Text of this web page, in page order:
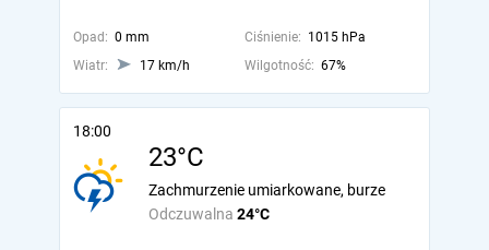
Opad: 0 mm Ciśnienie: 1015 hPa
Wiatr:
17 km/h Wilgotność: 67%
18:00
23°C
Odczuwalna 24°C
Zachmurzenie umiarkowane, burze